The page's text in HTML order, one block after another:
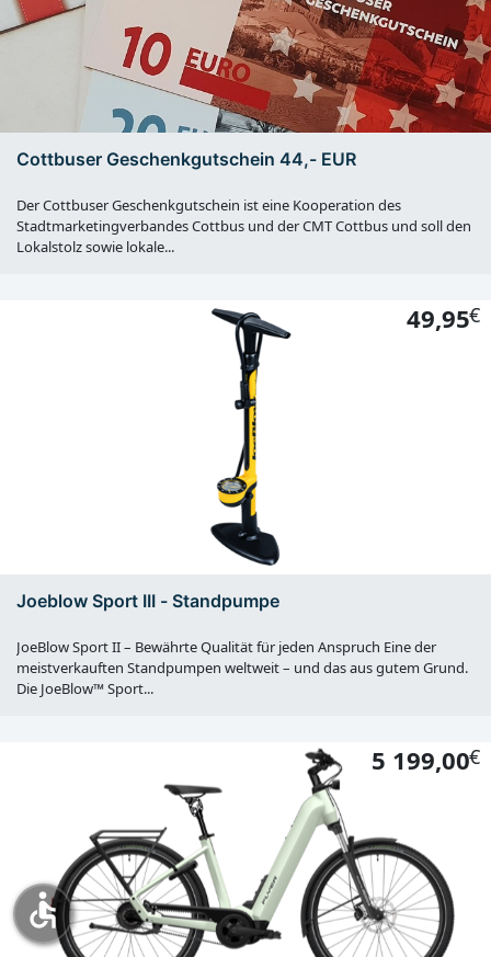
Cottbuser Geschenkgutschein 44,- EUR
Der Cottbuser Geschenkgutschein ist eine Kooperation des
Stadtmarketingverbandes Cottbus und der CMT Cottbus und soll den
Lokalstolz sowie lokale...
49,95€
Joeblow Sport III - Standpumpe
JoeBlow Sport II – Bewährte Qualität für jeden Anspruch Eine der
meistverkauften Standpumpen weltweit – und das aus gutem Grund.
Die JoeBlow™ Sport...
5 199,00€
accessible